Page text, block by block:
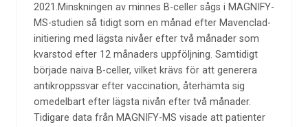
2021.Minskningen av minnes B-celler sågs i MAGNIFY-
MS-studien så tidigt som en månad efter Mavenclad-
initiering med lägsta nivåer efter två månader som
kvarstod efter 12 månaders uppföljning. Samtidigt
började naiva B-celler, vilket krävs för att generera
antikroppssvar efter vaccination, återhämta sig
omedelbart efter lägsta nivån efter två månader.
Tidigare data från MAGNIFY-MS visade att patienter